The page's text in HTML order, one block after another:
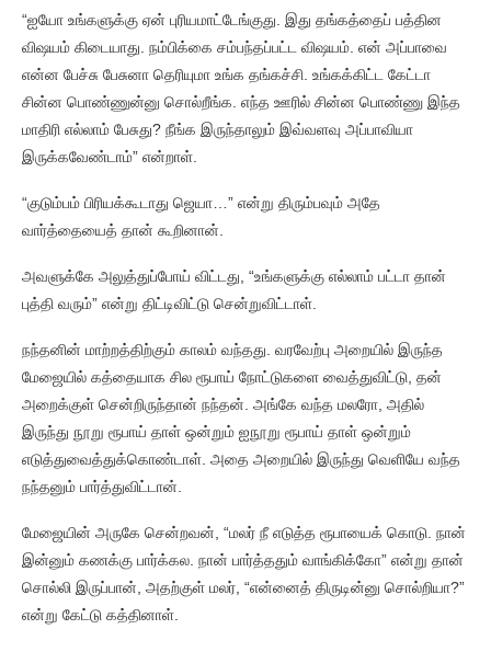
“ஐயோ உங்களுக்கு ஏன் புரியமாட்டேங்குது. இது தங்கத்தைப் பத்தின
விஷயம் கிடையாது. நம்பிக்கை சம்பந்தப்பட்ட விஷயம். என் அப்பாவை
என்ன பேச்சு பேசுனா தெரியுமா உங்க தங்கச்சி. உங்கக்கிட்ட கேட்டா
சின்ன பொண்ணுன்னு சொல்றீங்க. எந்த ஊரில் சின்ன பொண்ணு இந்த
மாதிரி எல்லாம் பேசுது? நீங்க இருந்தாலும் இவ்வளவு அப்பாவியா
இருக்கவேண்டாம்” என்றாள்.
“குடும்பம் பிரியக்கூடாது ஜெயா…” என்று திரும்பவும் அதே
வார்த்தையைத் தான் கூறினான்.
அவளுக்கே அலுத்துப்போய் விட்டது, “உங்களுக்கு எல்லாம் பட்டா தான்
புத்தி வரும்” என்று திட்டிவிட்டு சென்றுவிட்டாள்.
நந்தனின் மாற்றத்திற்கும் காலம் வந்தது. வரவேற்பு அறையில் இருந்த
மேஜையில் கத்தையாக சில ரூபாய் நோட்டுகளை வைத்துவிட்டு, தன்
அறைக்குள் சென்றிருந்தான் நந்தன். அங்கே வந்த மலரோ, அதில்
இருந்து நூறு ரூபாய் தாள் ஒன்றும் ஐநூறு ரூபாய் தாள் ஒன்றும்
எடுத்துவைத்துக்கொண்டாள். அதை அறையில் இருந்து வெளியே வந்த
நந்தனும் பார்த்துவிட்டான்.
மேஜையின் அருகே சென்றவன், “மலர் நீ எடுத்த ரூபாயைக் கொடு. நான்
இன்னும் கணக்கு பார்க்கல. நான் பார்த்ததும் வாங்கிக்கோ” என்று தான்
சொல்லி இருப்பான், அதற்குள் மலர், “என்னைத் திருடின்னு சொல்றியா?”
என்று கேட்டு கத்தினாள்.